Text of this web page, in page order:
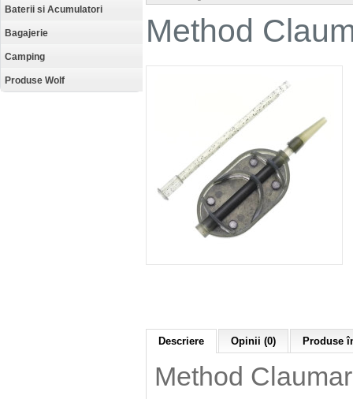
Baterii si Acumulatori
Bagajerie
Camping
Produse Wolf
Method
Descriere Opinii (0) Produse
Method